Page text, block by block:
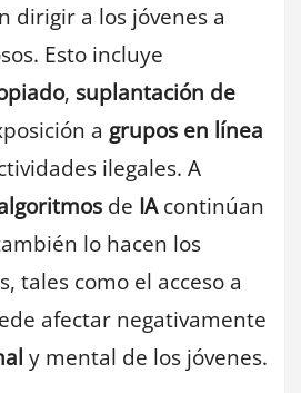
dirigir a los jóvenes a
Esto incluye
, suplantación de
a grupos en línea
ilegales. A
de IAcontinúan
lo hacen los
tales como el acceso a
afectar negativamente
y mental de los jóvenes.